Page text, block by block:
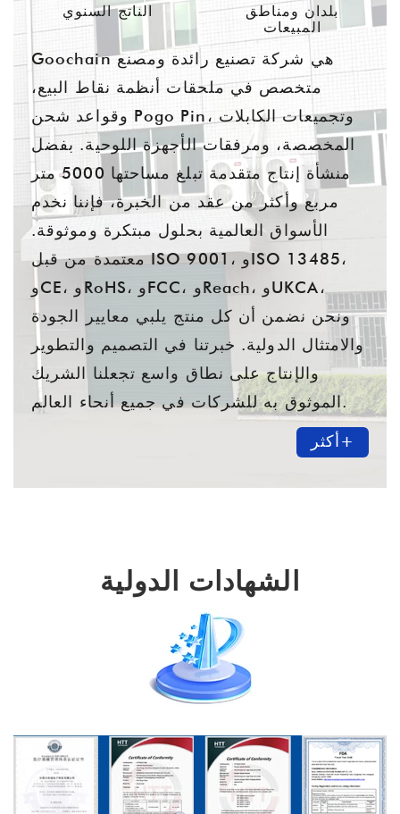
الناتج السنوي
بلدان ومناطق
المبيعات
Goochain هي شركة تصنيع رائدة ومصنع
متخصص في ملحقات أنظمة نقاط البيع،
وقواعد شحن Pogo Pin، وتجميعات الكابلات
المخصصة، ومرفقات الأجهزة اللوحية. بفضل
منشأة إنتاج متقدمة تبلغ مساحتها 5000 متر
مربع وأكثر من عقد من الخبرة، فإننا نخدم
الأسواق العالمية بحلول مبتكرة وموثوقة.
معتمدة من قبل ISO 9001، وISO 13485،
وCE، وRoHS، وFCC، وReach، وUKCA،
ونحن نضمن أن كل منتج يلبي معايير الجودة
والامتثال الدولية. خبرتنا في التصميم والتطوير
والإنتاج على نطاق واسع تجعلنا الشريك
الموثوق به للشركات في جميع أنحاء العالم.
أكثر+
الشهادات الدولية